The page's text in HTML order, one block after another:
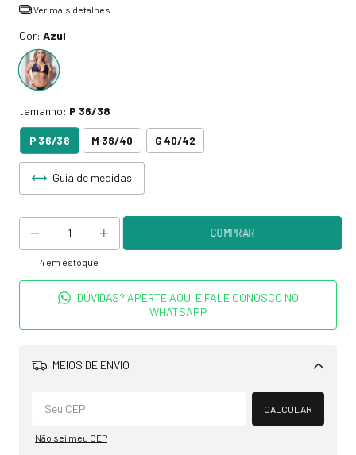
Ver mais detalhes
Cor: Azul
tamanho: P 36/38
P 36/38 M 38/40 G 40/42
Guia de medidas
4 em estoque
DÚVIDAS? APERTE AQUI E FALE CONOSCO NO
WHATSAPP
MEIOS DE ENVIO
Alterar CEP
CALCULAR
Não sei meu CEP